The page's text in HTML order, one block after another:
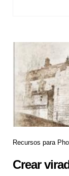
Recursos para
Crear